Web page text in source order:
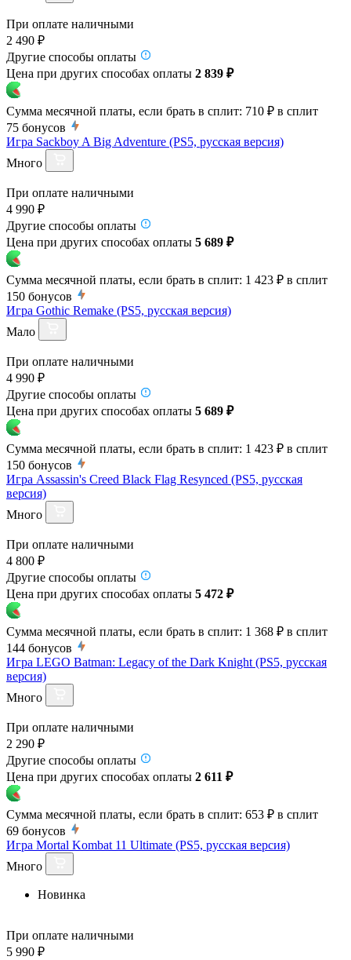
При оплате наличными
2 490 ₽
Другие способы оплаты
Цена при других способах оплаты 2 839 ₽
Сумма месячной платы, если брать в сплит: 710 ₽ в сплит
75 бонусов
Игра Sackboy A Big Adventure (PS5, русская версия)
Много
При оплате наличными
4 990 ₽
Другие способы оплаты
Цена при других способах оплаты 5 689 ₽
Сумма месячной платы, если брать в сплит: 1 423 ₽ в сплит
150 бонусов
Игра Gothic Remake (PS5, русская версия)
Мало
При оплате наличными
4 990 ₽
Другие способы оплаты
Цена при других способах оплаты 5 689 ₽
Сумма месячной платы, если брать в сплит: 1 423 ₽ в сплит
150 бонусов
Игра Assassin's Creed Black Flag Resynced (PS5, русская
версия)
Много
При оплате наличными
4 800 ₽
Другие способы оплаты
Цена при других способах оплаты 5 472 ₽
Сумма месячной платы, если брать в сплит: 1 368 ₽ в сплит
144 бонусов
Игра LEGO Batman: Legacy of the Dark Knight (PS5, русская
версия)
Много
При оплате наличными
2 290 ₽
Другие способы оплаты
Цена при других способах оплаты 2 611 ₽
Сумма месячной платы, если брать в сплит: 653 ₽ в сплит
69 бонусов
Игра Mortal Kombat 11 Ultimate (PS5, русская версия)
Много
Новинка
При оплате наличными
5 990 ₽